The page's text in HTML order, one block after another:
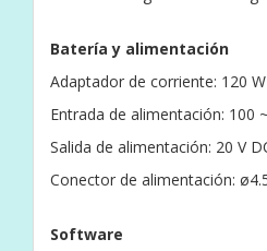
Batería y alimentación
Adaptador de corriente: 120 W
Entrada de alimentación: 100
Salida de alimentación: 20 V
Conector de alimentación:
Software